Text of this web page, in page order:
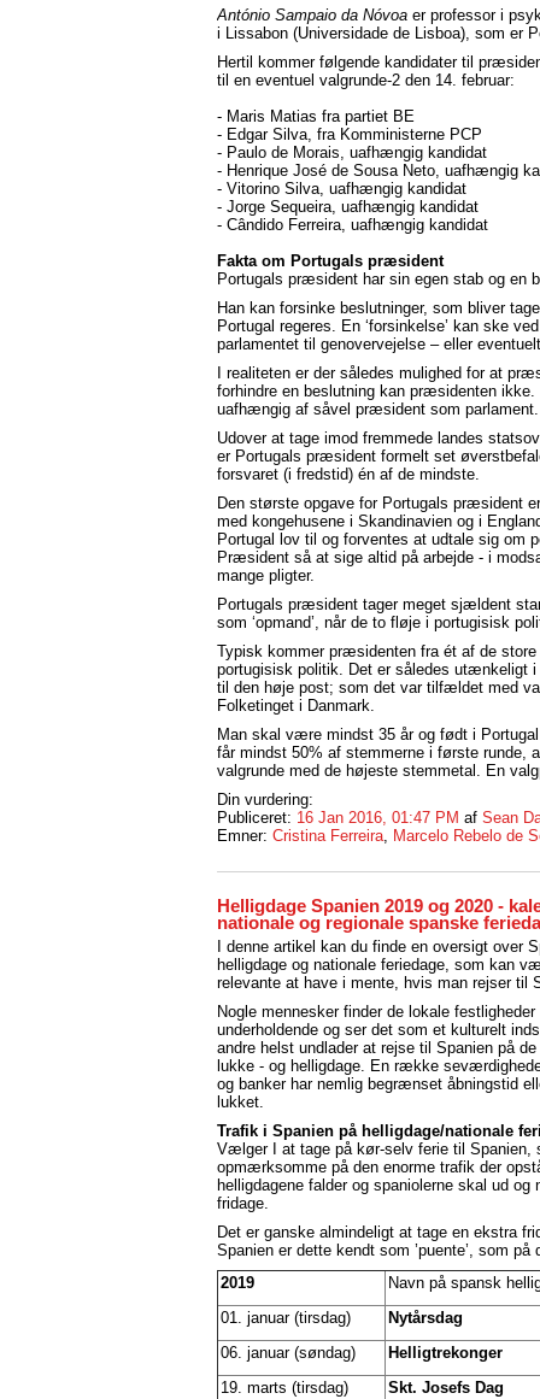
António Sampaio da Nóvoa er professor i
i Lissabon (Universidade de Lisboa), som er
Hertil kommer følgende kandidater til
til en eventuel valgrunde-2 den 14. februar:
- Maris Matias fra partiet BE
- Edgar Silva, fra Komministerne PCP
- Paulo de Morais, uafhængig kandidat
- Henrique José de Sousa Neto, uafhængig
- Vitorino Silva, uafhængig kandidat
- Jorge Sequeira, uafhængig kandidat
- Cândido Ferreira, uafhængig kandidat
Fakta om Portugals præsident
Portugals præsident har sin egen stab og en
Han kan forsinke beslutninger, som bliver
Portugal regeres. En ‘forsinkelse’ kan ske
parlamentet til genovervejelse – eller
I realiteten er der således mulighed for at
forhindre en beslutning kan præsidenten
uafhængig af såvel præsident som parlament.
Udover at tage imod fremmede landes
er Portugals præsident formelt set
forsvaret (i fredstid) én af de mindste.
Den største opgave for Portugals præsident
med kongehusene i Skandinavien og i
Portugal lov til og forventes at udtale sig om
Præsident så at sige altid på arbejde - i
mange pligter.
Portugals præsident tager meget sjældent
som ‘opmand’, når de to fløje i portugisisk
Typisk kommer præsidenten fra ét af de
portugisisk politik. Det er således utænkeligt
til den høje post; som det var tilfældet med
Folketinget i Danmark.
Man skal være mindst 35 år og født i
får mindst 50% af stemmerne i første runde,
valgrunde med de højeste stemmetal. En
Din vurdering:
Publiceret: 16 Jan 2016, 01:47 PM af Sean
Emner: Cristina Ferreira Marcelo Rebelo de
Helligdage Spanien 2019 og 2020 -
nationale og regionale spanske
I denne artikel kan du finde en oversigt over
helligdage og nationale feriedage, som kan
relevante at have i mente, hvis man rejser til
Nogle mennesker finder de lokale festligheder
underholdende og ser det som et kulturelt
andre helst undlader at rejse til Spanien på
lukke - og helligdage. En række
og banker har nemlig begrænset åbningstid
lukket.
Trafik i Spanien på helligdage/nationale
Vælger I at tage på kør-selv ferie til
opmærksomme på den enorme trafik der
helligdagene falder og spaniolerne skal ud og
fridage.
Det er ganske almindeligt at tage en ekstra
Spanien er dette kendt som ’puente’, som
2019
Navn på spansk
01. januar (tirsdag)
Nytårsdag
06. januar (søndag)
Helligtrekonger
19. marts (tirsdag)
Skt. Josefs Dag